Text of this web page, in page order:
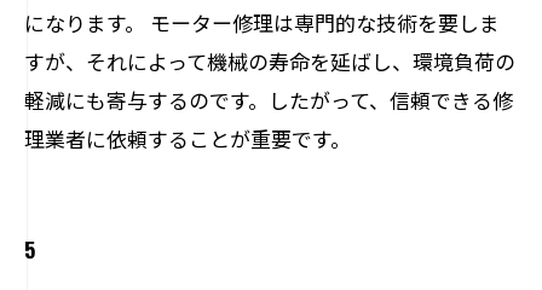
になります。 モーター修理は専門的な技術を要しま
すが、それによって機械の寿命を延ばし、環境負荷の
軽減にも寄与するのです。したがって、信頼できる修
理業者に依頼することが重要です。
5